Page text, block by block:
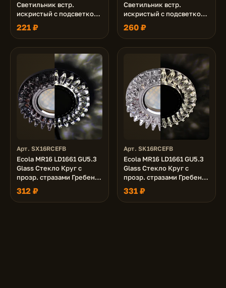
Светильник встр.
искристый с подсветкой
"Кристалл" Прозрачный и
Голубой / Хром 30x95
221 ₽
Светильник встр.
искристый с подсветкой
"Кристалл" Прозрачный /
Хром 30x95
260 ₽
Арт. SX16RCEFB
Ecola MR16 LD1661 GU5.3
Glass Стекло Круг с
прозр. стразами Гребенка
с подсветкой/фон черн./
центр.часть хром 42x95
312 ₽
Арт. SK16RCEFB
Ecola MR16 LD1661 GU5.3
Glass Стекло Круг с
прозр. стразами Гребенка
с подсветкой/фон зерк./
центр.часть хром 42x95
331 ₽